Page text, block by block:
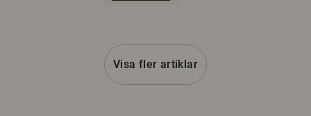
Visa fler artiklar